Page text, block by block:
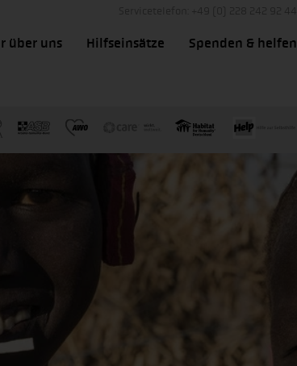
über uns Hilfseinsätze Spenden & helfen